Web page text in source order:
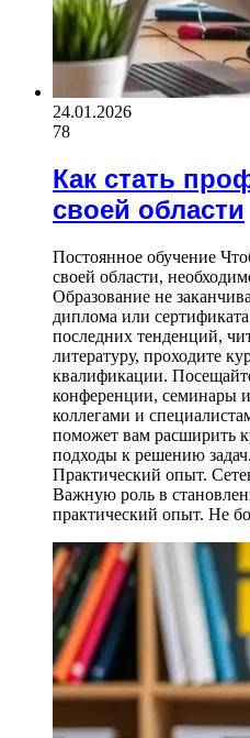
24.01.2026
78
Как стать
своей области
Постоянное обучение
своей области,
Образование не
диплома или
последних тенденций,
литературу, проходите
квалификации.
конференции, семинары
коллегами и
поможет вам расширить
подходы к решению
Практический опыт.
Важную роль в
практический опыт. Не